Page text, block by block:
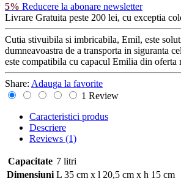
5% Reducere la abonare newsletter
Livrare Gratuita peste 200 lei, cu exceptia
Cutia stivuibila si imbricabila, Emil, este
dumneavoastra de a transporta in siguranta
este compatibila cu capacul Emilia din oferta
Share: Adauga la favorite
1 Review
Caracteristici produs
Descriere
Reviews (1)
Capacitate 7 litri
Dimensiuni L 35 cm x l 20,5 cm x h 15 cm